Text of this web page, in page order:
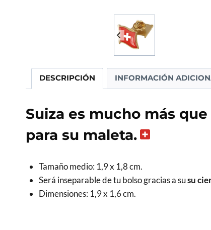
DESCRIPCIÓN INFORMACIÓN
Suiza es mucho más
para su maleta.
Tamaño medio: 1,9 x 1,8 cm.
Será inseparable de tu bolso gracias a susu
Dimensiones: 1,9 x 1,6 cm.